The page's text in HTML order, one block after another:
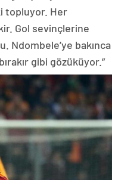
topluyor. Her
Gol sevinçlerine
Ndombele’ye bakınca
gibi gözüküyor.”